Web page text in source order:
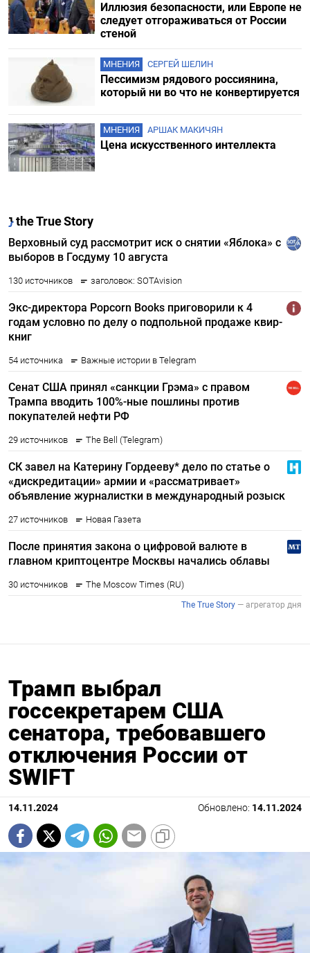
Иллюзия безопасности, или Европе не
следует отгораживаться от России
стеной
МНЕНИЯ СЕРГЕЙ ШЕЛИН
Пессимизм рядового россиянина,
который ни во что не конвертируется
МНЕНИЯ АРШАК МАКИЧЯН
Цена искусственного интеллекта
Трамп выбрал
госсекретарем США
сенатора, требовавшего
отключения России от
SWIFT
14.11.2024 Обновлено: 14.11.2024